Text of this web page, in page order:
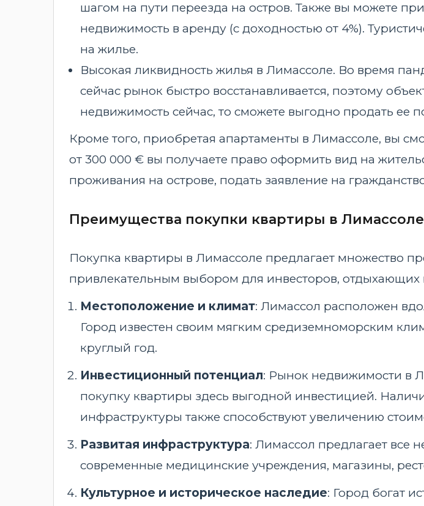
шагом на пути переезда на остров. Также вы можете
недвижимость в аренду (с доходностью от 4%).
на жилье.
Высокая ликвидность жилья в Лимассоле. Во время
сейчас рынок быстро восстанавливается, поэтому
недвижимость сейчас, то сможете выгодно продать ее
Кроме того, приобретая апартаменты в Лимассоле, вы
от 300 000 € вы получаете право оформить вид на
проживания на острове, подать заявление на
Преимущества покупки квартиры в Лимассоле
Покупка квартиры в Лимассоле предлагает множество
привлекательным выбором для инвесторов,
Местоположение и климат: Лимассол расположен
Город известен своим мягким средиземноморским
круглый год.
Инвестиционный потенциал: Рынок недвижимости в
покупку квартиры здесь выгодной инвестицией.
инфраструктуры также способствуют увеличению
Развитая инфраструктура: Лимассол предлагает все
современные медицинские учреждения, магазины,
Культурное и историческое наследие: Город богат